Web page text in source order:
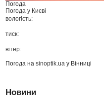
Погода
Погода у Києві
вологість:
тиск:
вітер:
Погода наsinoptik.ua у Вінниці
Новини